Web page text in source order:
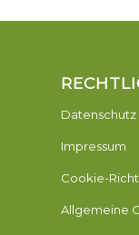
Datenschutz
Impressum
Cookie-
Allgemeine